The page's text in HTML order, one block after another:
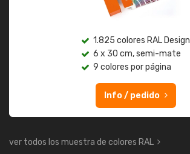
1.825 colores RAL Design
6 x 30 cm, semi-mate
9 colores por página
Info / pedido
ver todos los muestra de colores RAL